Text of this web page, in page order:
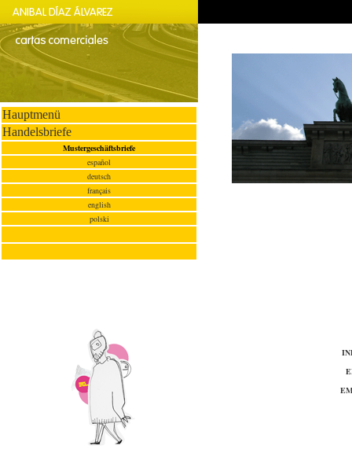
Hauptmenü
Handelsbriefe
Mustergeschäftsbriefe
español
deutsch
français
english
polski